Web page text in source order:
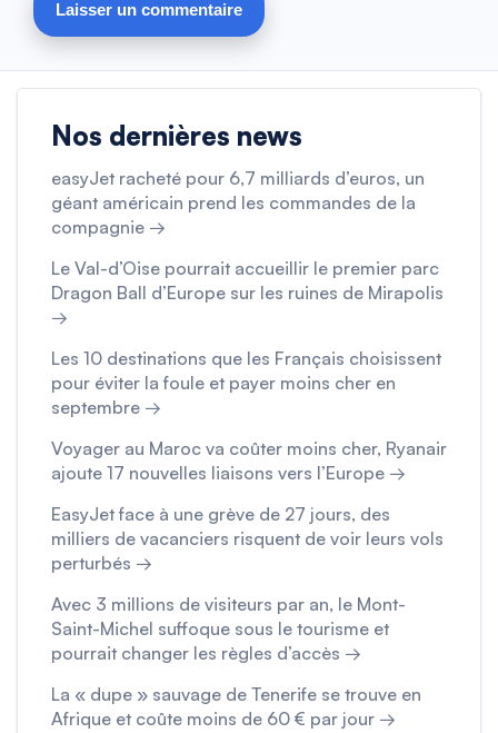
Nos dernières news
easyJet racheté pour 6,7 milliards d’euros, un
géant américain prend les commandes de la
compagnie →
Le Val-d’Oise pourrait accueillir le premier parc
Dragon Ball d’Europe sur les ruines de Mirapolis
→
Les 10 destinations que les Français choisissent
pour éviter la foule et payer moins cher en
septembre →
Voyager au Maroc va coûter moins cher, Ryanair
ajoute 17 nouvelles liaisons vers l’Europe →
EasyJet face à une grève de 27 jours, des
milliers de vacanciers risquent de voir leurs vols
perturbés →
Avec 3 millions de visiteurs par an, le Mont-
Saint-Michel suffoque sous le tourisme et
pourrait changer les règles d’accès →
La « dupe » sauvage de Tenerife se trouve en
Afrique et coûte moins de 60 € par jour →